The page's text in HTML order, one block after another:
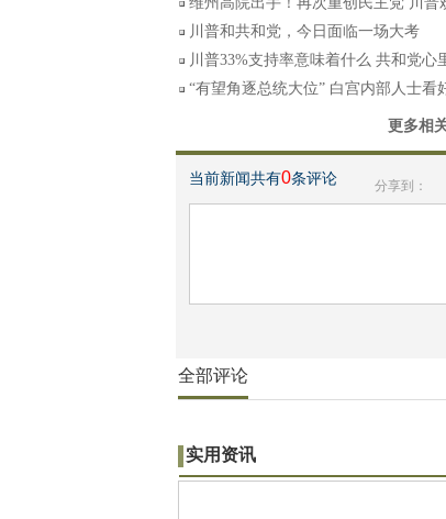
川普和共和党，今日面临一场大考
川普33%支持率意味着什么 共和党心
“有望角逐总统大位” 白宫内部人士看
更多相
当前新闻共有0条评论 分享到：
全部评论
实用资讯